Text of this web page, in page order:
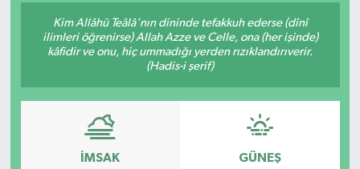
Kim Allâhü Teâlâ'nın dininde tefakkuh ederse (dînî
ilimleri öğrenirse) Allah Azze ve Celle, ona (her işinde)
kâfidir ve onu, hiç ummadığı yerden rızıklandırıverir.
(Hadis-i şerif)
İMSAK GÜNEŞ